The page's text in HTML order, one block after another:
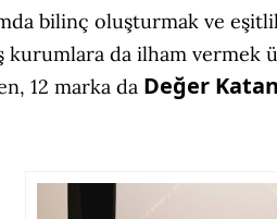
bilinç oluşturmak ve
kurumlara da ilham vermek
12 marka da Değer